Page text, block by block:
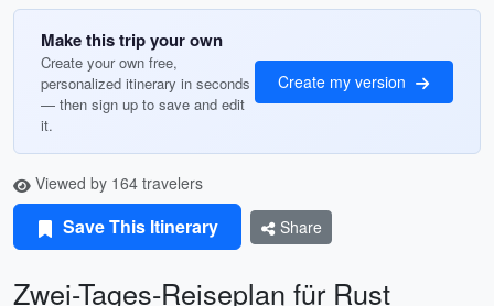
Make this trip your own
Create your own free,
personalized itinerary in seconds
— then sign up to save and edit
it.
Create my version
Viewed by 164 travelers
Save This Itinerary Share
Zwei-Tages-Reiseplan für Rust